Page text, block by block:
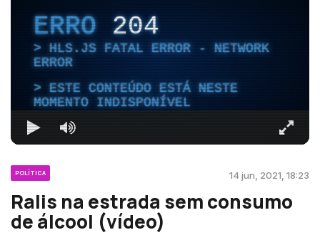
ERRO204
HLS.JS FATAL ERROR - NETWORK
ERROR
ESTE CONTEÚDO ESTÁ NESTE
MOMENTO INDISPONÍVEL
POLÍTICA 14 jun, 2021, 18:23
Ralis na estrada sem consumo
de álcool (vídeo)